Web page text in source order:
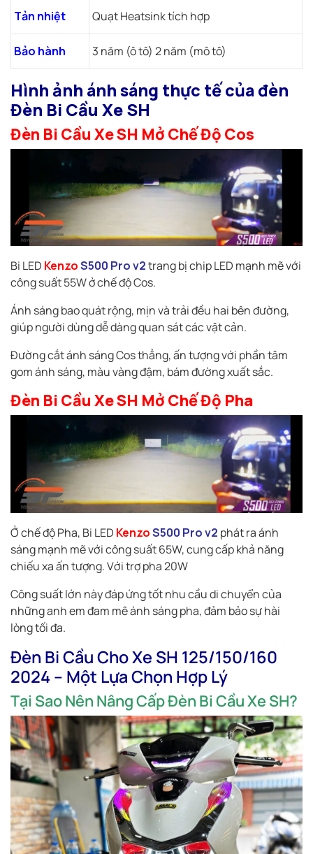
Tản nhiệt Quạt Heatsink tích hợp
Bảo hành 3 năm (ô tô) 2 năm (mô tô)
Hình ảnh ánh sáng thực tế của đèn
Đèn Bi Cầu Xe SH
Đèn Bi Cầu Xe SH Mở Chế Độ Cos
Bi LED KenzoS500 Pro v2trang bị chip LED mạnh mẽ với
công suất 55W ở chế độ Cos.
Ánh sáng bao quát rộng, mịn và trải đều hai bên đường,
giúp người dùng dễ dàng quan sát các vật cản.
Đường cắt ánh sáng Cos thẳng, ấn tượng với phần tâm
gom ánh sáng, màu vàng đậm, bám đường xuất sắc.
Đèn Bi Cầu Xe SH Mở Chế Độ Pha
Ở chế độ Pha, Bi LED KenzoS500 Pro v2 phát ra ánh
sáng mạnh mẽ với công suất 65W, cung cấp khả năng
chiếu xa ấn tượng. Với trợ pha 20W
Công suất lớn này đáp ứng tốt nhu cầu di chuyển của
những anh em đam mê ánh sáng pha, đảm bảo sự hài
lòng tối đa.
Đèn Bi Cầu Cho Xe SH 125/150/160
2024 – Một Lựa Chọn Hợp Lý
Tại Sao Nên Nâng Cấp Đèn Bi Cầu Xe SH?